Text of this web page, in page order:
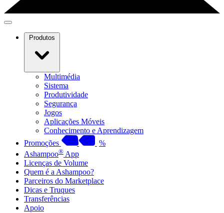
Produtos
Multimédia
Sistema
Produtividade
Segurança
Jogos
Aplicações Móveis
Conhecimento e Aprendizagem
Promoções
%
Ashampoo® App
Licenças de Volume
Quem é a Ashampoo?
Parceiros do Marketplace
Dicas e Truques
Transferências
Apoio